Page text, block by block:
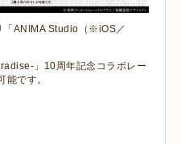
ANIMA Studio （※iOS／
」 10周年記念コラボレー
能です。